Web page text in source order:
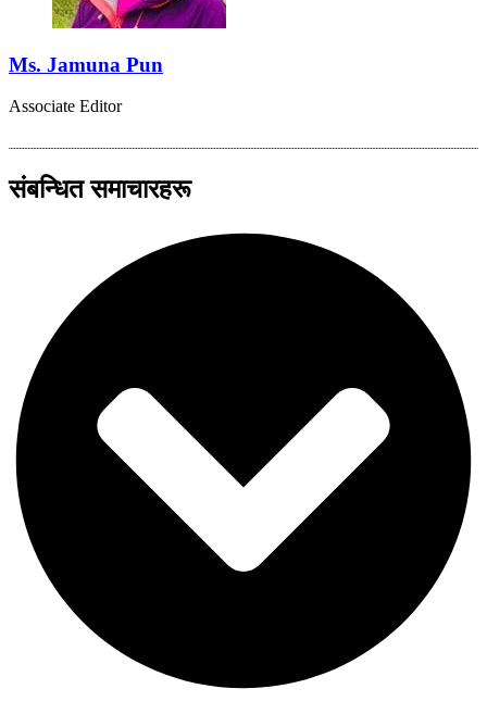
Ms. Jamuna Pun
Associate Editor
संबन्धित समाचारहरू